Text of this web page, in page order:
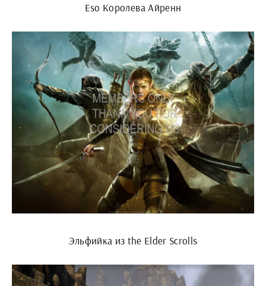
Eso Королева Айренн
Эльфийка из the Elder Scrolls